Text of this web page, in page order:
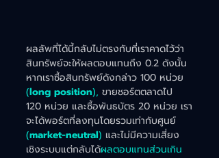
ผลลัพที่ได้นี้กลับไม่ตรงกับที่เราคาดไว้ว่า
สินทรัพย์จะให้ผลตอบแทนถึง 0.2 ดังนั้น
หากเราซื้อสินทรัพย์ดังกล่าว 100 หน่วย
(long position), ขายชอร์ตตลาดไป
120 หน่วย และซื้อพันธบัตร 20 หน่วย เรา
จะได้พอร์ตที่ลงทุนโดยรวมเท่ากับศูนย์
(market-neutral) และไม่มีความเสี่ยง
เชิงระบบแต่กลับได้ผลตอบแทนส่วนเกิน